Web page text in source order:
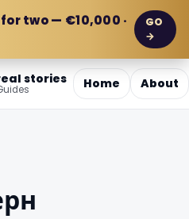
two — €10,000 ·
GO
→
stories Home About